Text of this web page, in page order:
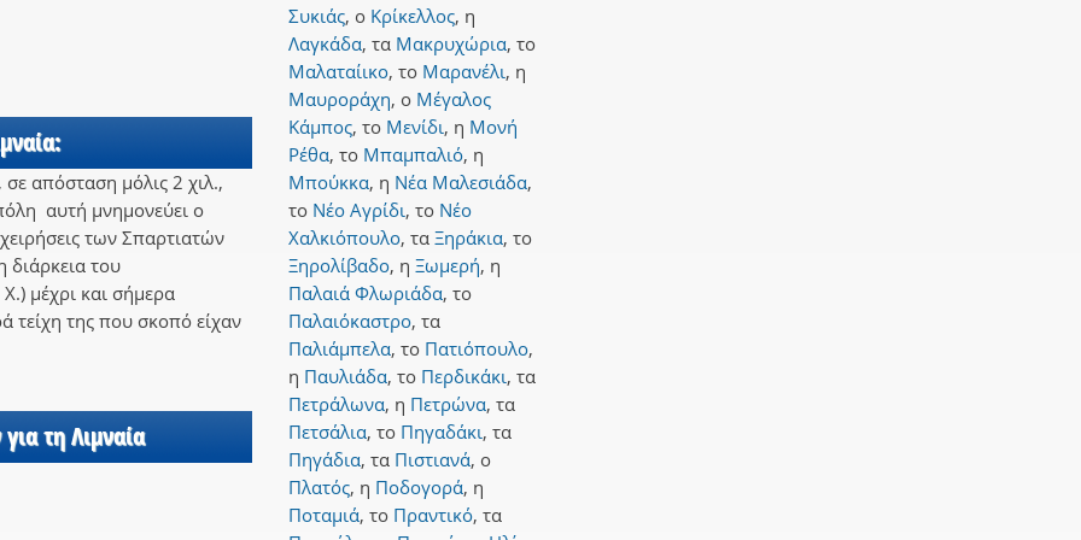
απόσταση μόλις 2 χιλ.,
αυτή μνημονεύει ο
των Σπαρτιατών
διάρκεια του
μέχρι και σήμερα
τείχη της που σκοπό είχαν
τη Λιμναία
Συκιάς, ο Κρίκελλος, η
Λαγκάδα, τα Μακρυχώρια, το
Μαλαταίικο, το Μαρανέλι, η
Μαυροράχη, ο Μέγαλος
Κάμπος, το Μενίδι, η Μονή
Ρέθα, το Μπαμπαλιό, η
Μπούκκα, η Νέα Μαλεσιάδα,
το Νέο Αγρίδι, το Νέο
Χαλκιόπουλο, τα Ξηράκια, το
Ξηρολίβαδο, η Ξωμερή, η
Παλαιά Φλωριάδα, το
Παλαιόκαστρο, τα
Παλιάμπελα, το Πατιόπουλο,
η Παυλιάδα, το Περδικάκι, τα
Πετράλωνα, η Πετρώνα, τα
Πετσάλια, το Πηγαδάκι, τα
Πηγάδια, τα Πιστιανά, ο
Πλατός, η Ποδογορά, η
Ποταμιά, το Πραντικό, τα